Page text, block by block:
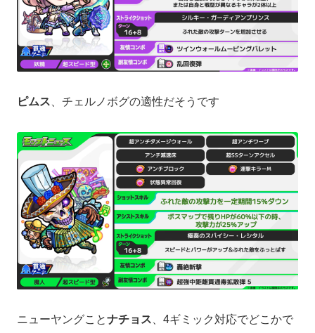
ピムス 、チェルノボグの適性だそうです
ニューヤングことナチョス 、4ギミック対応でどこかで